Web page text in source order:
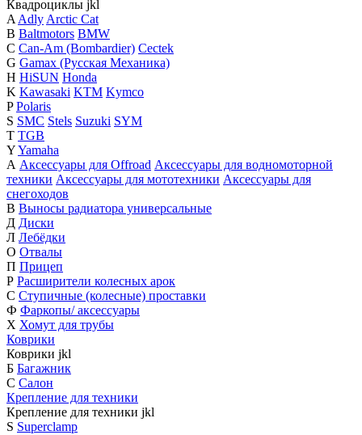
Квадроциклы jkl
A Adly Arctic Cat
B Baltmotors BMW
C Can-Am (Bombardier) Cectek
G Gamax (Русская Механика)
H HiSUN Honda
K Kawasaki KTM Kymco
P Polaris
S SMC Stels Suzuki SYM
T TGB
YYamaha
А Аксессуары для Offroad Аксессуары для водномоторной
техники Аксессуары для мототехники Аксессуары для
снегоходов
В Выносы радиатора универсальные
Д Диски
Л Лебёдки
О Отвалы
П Прицеп
Р Расширители колесных арок
С Ступичные (колесные) проставки
Ф Фаркопы/ аксессуары
Х Хомут для трубы
Коврики
Коврики jkl
Б Багажник
С Салон
Крепление для техники
Крепление для техники jkl
S Superclamp